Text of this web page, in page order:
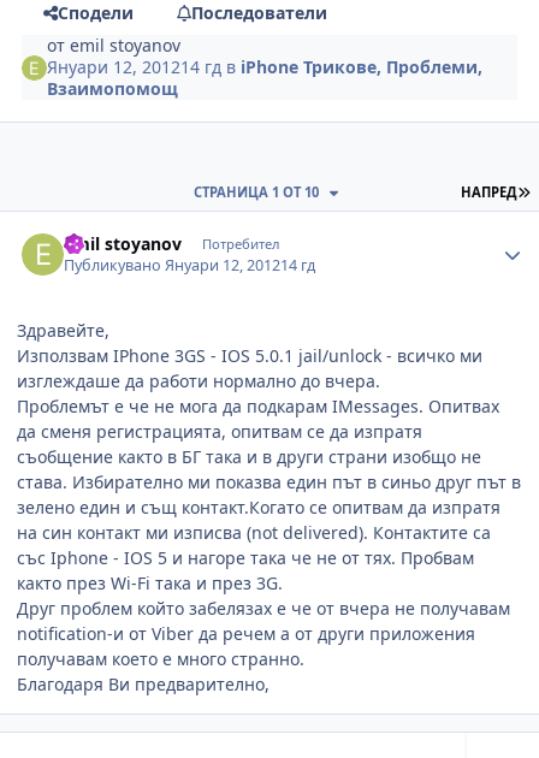
Сподели
Последователи
отemil stoyanov
Януари 12, 201214 гд в iPhone Трикове, Проблеми,
Взаимопомощ
НАПРЕД
СТРАНИЦА 1 ОТ 10
emil stoyanov Потребител
ПубликуваноЯнуари 12, 201214 гд
Здравейте,
Използвам IPhone 3GS - IOS 5.0.1 jail/unlock - всичко ми
изглеждаше да работи нормално до вчера.
Проблемът е че не мога да подкарам IMessages. Опитвах
да сменя регистрацията, опитвам се да изпратя
съобщение както в БГ така и в други страни изобщо не
става. Избирателно ми показва един път в синьо друг път в
зелено един и същ контакт.Когато се опитвам да изпратя
на син контакт ми изписва (not delivered). Контактите са
със Iphone - IOS 5 и нагоре така че не от тях. Пробвам
както през Wi-Fi така и през 3G.
Друг проблем който забелязах е че от вчера не получавам
notification-и от Viber да речем а от други приложения
получавам което е много странно.
Благодаря Ви предварително,